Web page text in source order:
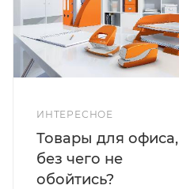
ИНТЕРЕСНОЕ
Товары для офиса,
без чего не
обойтись?